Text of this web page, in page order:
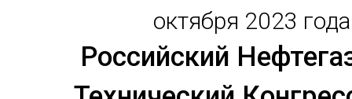
октября 2023 года
Российский